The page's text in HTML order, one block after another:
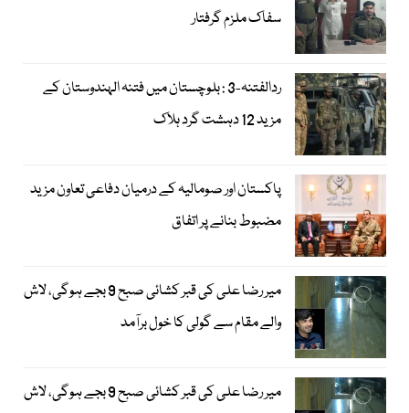
سفاک ملزم گرفتار
ردالفتنہ-3 : بلوچستان میں فتنہ الہندوستان کے
مزید 12 دہشت گرد ہلاک
پاکستان اور صومالیہ کے درمیان دفاعی تعاون مزید
مضبوط بنانے پر اتفاق
میر رضا علی کی قبر کشائی صبح 9 بجے ہوگی، لاش
والے مقام سے گولی کا خول برآمد
میر رضا علی کی قبر کشائی صبح 9 بجے ہوگی، لاش